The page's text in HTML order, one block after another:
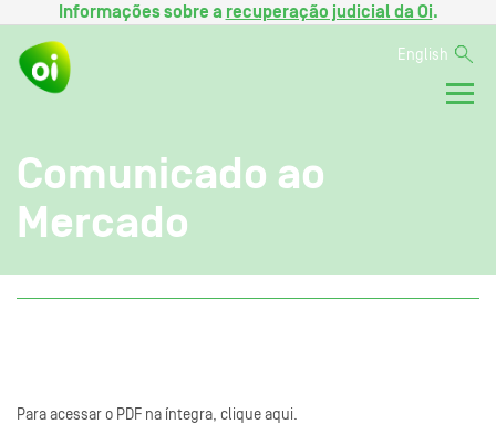
Informações sobre a recuperação judicial da Oi.
English
Comunicado ao
Mercado
Para acessar o PDF na íntegra, clique aqui.